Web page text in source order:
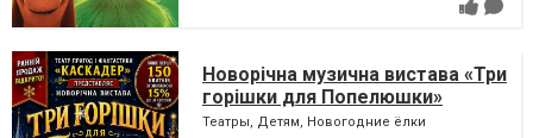
Новорічна музична вистава «Три
горішки для Попелюшки»
Театры, Детям, Новогодние ёлки